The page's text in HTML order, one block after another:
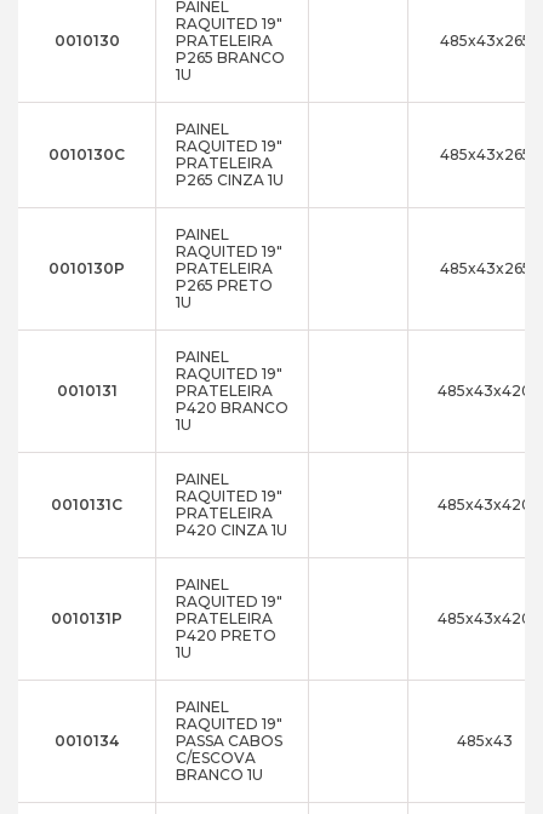
0010130
PAINEL
RAQUITED 19"
PRATELEIRA
P265 BRANCO
1U
485x43x265
0010130C
PAINEL
RAQUITED 19"
PRATELEIRA
P265 CINZA 1U
485x43x265
0010130P
PAINEL
RAQUITED 19"
PRATELEIRA
P265 PRETO
1U
485x43x265
0010131
PAINEL
RAQUITED 19"
PRATELEIRA
P420 BRANCO
1U
485x43x420
0010131C
PAINEL
RAQUITED 19"
PRATELEIRA
P420 CINZA 1U
485x43x420
0010131P
PAINEL
RAQUITED 19"
PRATELEIRA
P420 PRETO
1U
485x43x420
0010134
PAINEL
RAQUITED 19"
PASSA CABOS
C/ESCOVA
BRANCO 1U
485x43